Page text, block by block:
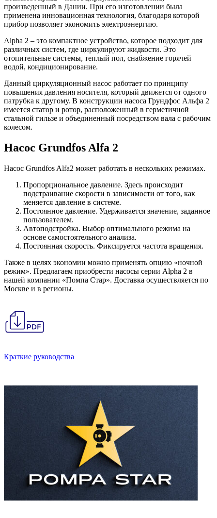
произведенный в Дании. При его изготовлении была
применена инновационная технология, благодаря которой
прибор позволяет экономить электроэнергию.
Alpha 2 – это компактное устройство, которое подходит для
различных систем, где циркулируют жидкости. Это
отопительные системы, теплый пол, снабжение горячей
водой, кондиционирование.
Данный циркуляционный насос работает по принципу
повышения давления носителя, который движется от одного
патрубка к другому. В конструкции насоса Грундфос Альфа 2
имеется статор и ротор, расположенный в герметичной
стальной гильзе и объединенный посредством вала с рабочим
колесом.
Насос Grundfos Alfa 2
Насос Grundfos Alfa2 может работать в нескольких режимах.
Пропорциональное давление. Здесь происходит
подстраивание скорости в зависимости от того, как
меняется давление в системе.
Постоянное давление. Удерживается значение, заданное
пользователем.
Автоподстройка. Выбор оптимального режима на
основе самостоятельного анализа.
Постоянная скорость. Фиксируется частота вращения.
Также в целях экономии можно применять опцию «ночной
режим». Предлагаем приобрести насосы серии Alpha 2 в
нашей компании «Помпа Стар». Доставка осуществляется по
Москве и в регионы.
Краткие руководства